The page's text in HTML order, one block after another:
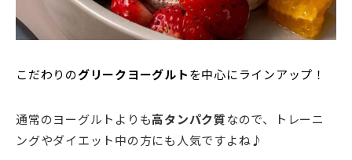
こだわりのグリークヨーグルトを中心にラインアップ！
通常のヨーグルトよりも高タンパク質なので、トレーニ
ングやダイエット中の方にも人気ですよね♪